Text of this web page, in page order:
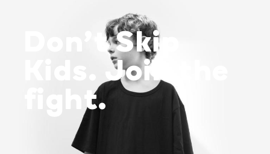
Don’t Skip
Kids. Join the
fight.